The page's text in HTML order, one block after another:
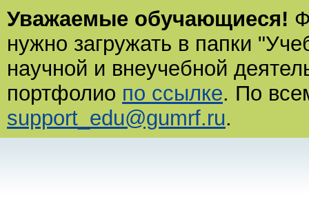
Уважаемые обучающиеся!
нужно загружать в папки
научной и внеучебной
портфолио по ссылке. По
support_edu@gumrf.ru.